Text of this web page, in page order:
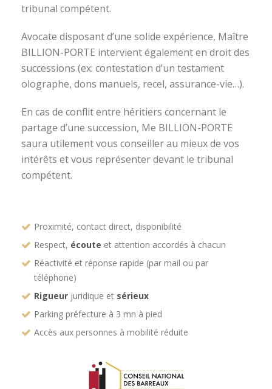
tribunal compétent.
Avocate disposant d’une solide expérience, Maître
BILLION-PORTE intervient également en droit des
successions (ex: contestation d’un testament
olographe, dons manuels, recel, assurance-vie…).
En cas de conflit entre héritiers concernant le
partage d’une succession, Me BILLION-PORTE
saura utilement vous conseiller au mieux de vos
intérêts et vous représenter devant le tribunal
compétent.
Proximité, contact direct, disponibilité
Respect, écoute et attention accordés à chacun
Réactivité et réponse rapide (par mail ou par
téléphone)
Rigueur juridique et sérieux
Parking préfecture à 3 mn à pied
Accès aux personnes à mobilité réduite